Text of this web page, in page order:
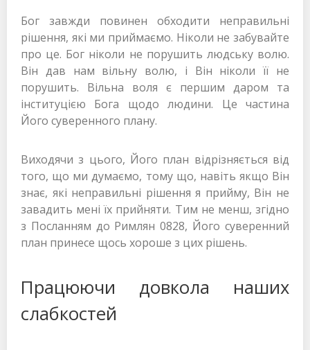
Бог завжди повинен обходити неправильні
рішення, які ми приймаємо. Ніколи не забувайте
про це. Бог ніколи не порушить людську волю.
Він дав нам вільну волю, і Він ніколи її не
порушить. Вільна воля є першим даром та
інституцією Бога щодо людини. Це частина
Його суверенного плану.
Виходячи з цього, Його план відрізняється від
того, що ми думаємо, тому що, навіть якщо Він
знає, які неправильні рішення я прийму, Він не
завадить мені їх прийняти. Тим не менш, згідно
з Посланням до Римлян 0828, Його суверенний
план принесе щось хороше з цих рішень.
Працюючи довкола наших
слабкостей